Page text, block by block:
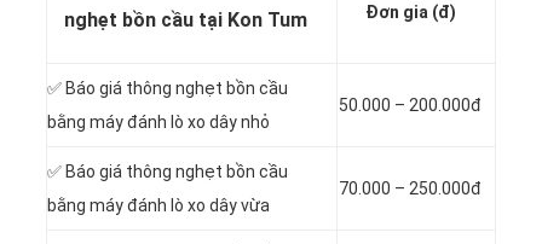
nghẹt bồn cầu tại Kon Tum
Đơn gia (đ)
✅ Báo giá thông nghẹt bồn cầu
bằng máy đánh lò xo dây nhỏ
50.000 – 200.000đ
✅ Báo giá thông nghẹt bồn cầu
bằng máy đánh lò xo dây vừa
70.000 – 250.000đ